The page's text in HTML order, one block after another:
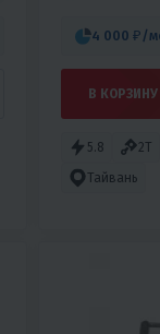
4 000 ₽ /
В КОРЗИНУ
5.8 2T
Тайвань